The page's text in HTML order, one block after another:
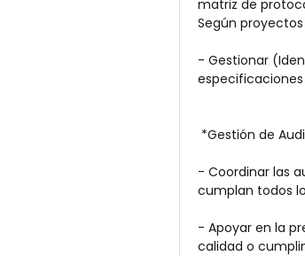
matriz de
Según
- Gestionar
*Gestión de
- Coordinar las
cumplan todos
- Apoyar en la
calidad o